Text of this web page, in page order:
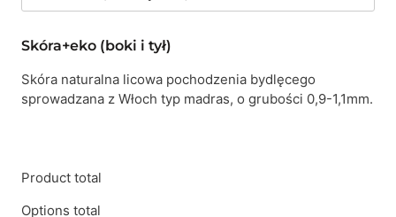
Skóra+eko (boki i tył)
Skóra naturalna licowa pochodzenia bydlęcego
sprowadzana z Włoch typ madras, o grubości 0,9-1,1mm.
Product total
Options total